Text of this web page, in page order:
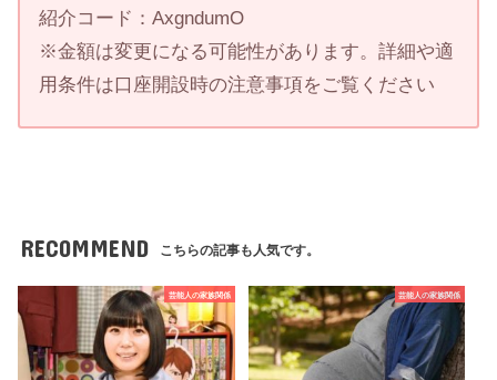
紹介コード：AxgndumO
※金額は変更になる可能性があります。詳細や適
用条件は口座開設時の注意事項をご覧ください
RECOMMEND こちらの記事も人気です。
芸能人の家族関係 芸能人の家族関係